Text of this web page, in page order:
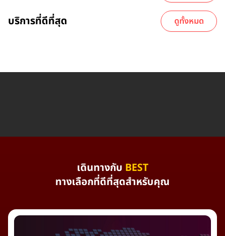
บริการที่ดีที่สุด ดูทั้งหมด
เดินทางกับ BEST
ทางเลือกที่ดีที่สุดสำหรับคุณ